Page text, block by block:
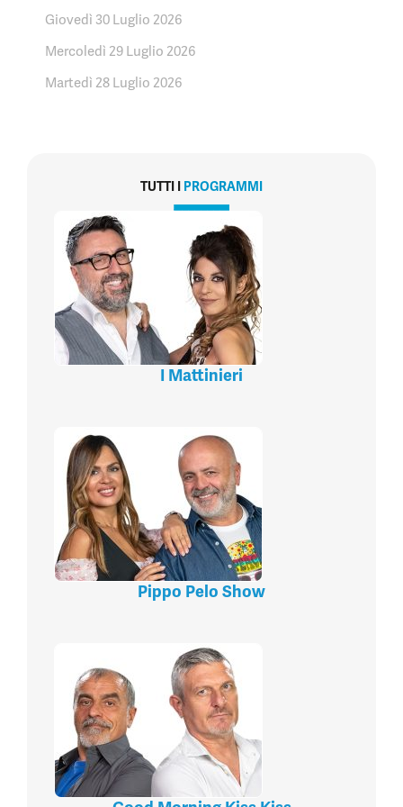
Giovedì 30 Luglio 2026
Mercoledì 29 Luglio 2026
Martedì 28 Luglio 2026
TUTTI I PROGRAMMI
I Mattinieri
Pippo Pelo Show